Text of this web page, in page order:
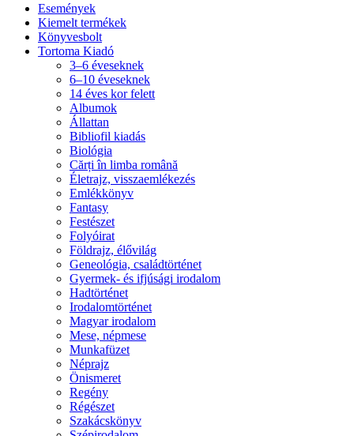
Események
Kiemelt termékek
Könyvesbolt
Tortoma Kiadó
3–6 éveseknek
6–10 éveseknek
14 éves kor felett
Albumok
Állattan
Bibliofil kiadás
Biológia
Cărți în limba română
Életrajz, visszaemlékezés
Emlékkönyv
Fantasy
Festészet
Folyóirat
Földrajz, élővilág
Geneológia, családtörténet
Gyermek- és ifjúsági irodalom
Hadtörténet
Irodalomtörténet
Magyar irodalom
Mese, népmese
Munkafüzet
Néprajz
Önismeret
Regény
Régészet
Szakácskönyv